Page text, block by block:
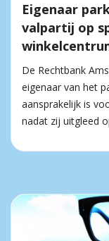
Eigenaar
valpartij op
De Rechtbank
eigenaar van het
aansprakelijk is
nadat zij uitgleed